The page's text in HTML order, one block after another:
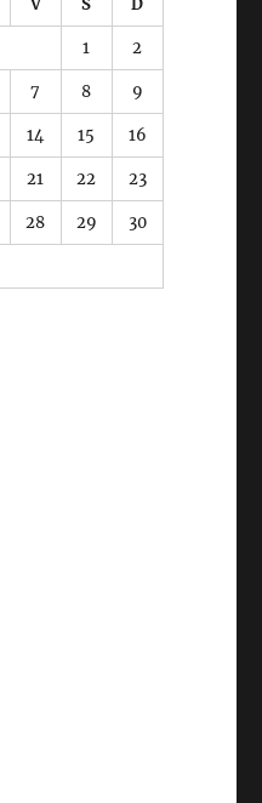
1 2
7 8 9
14 15 16
21 22 23
28 29 30